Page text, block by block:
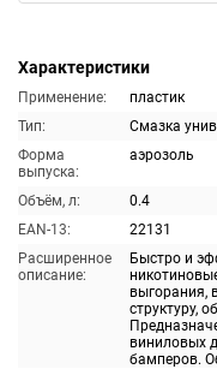
Характеристики
Применение:
пластик
Тип:
Смазка
Форма
выпуска:
аэрозоль
Объём, л:
0.4
EAN-13:
22131
Расширенное
описание:
Быстро и
выгорания,
структуру,
виниловых
бамперов.